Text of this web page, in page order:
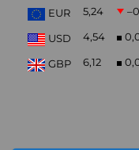
EUR
5,24
USD 4,54
GBP 6,12